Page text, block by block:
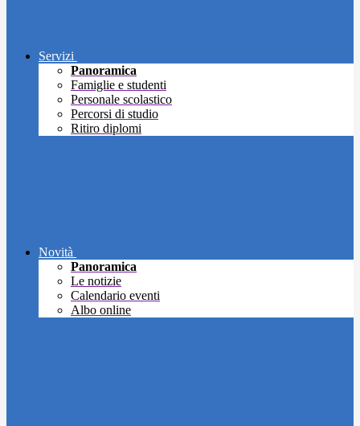
Servizi
Panoramica
Famiglie e studenti
Personale scolastico
Percorsi di studio
Ritiro diplomi
Novità
Panoramica
Le notizie
Calendario eventi
Albo online